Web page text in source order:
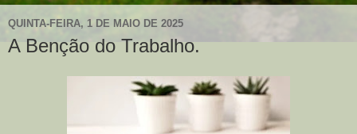
QUINTA-FEIRA, 1 DE MAIO DE 2025
A Benção do Trabalho.